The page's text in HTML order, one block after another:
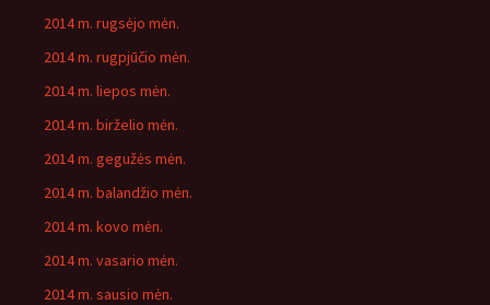
2014 m. rugsėjo mėn.
2014 m. rugpjūčio mėn.
2014 m. liepos mėn.
2014 m. birželio mėn.
2014 m. gegužės mėn.
2014 m. balandžio mėn.
2014 m. kovo mėn.
2014 m. vasario mėn.
2014 m. sausio mėn.